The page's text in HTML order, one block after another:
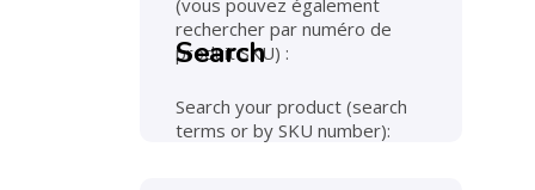
(vous pouvez également
rechercher par numéro de
produit SKU) :
Search
Search your product (search
terms or by SKU number):